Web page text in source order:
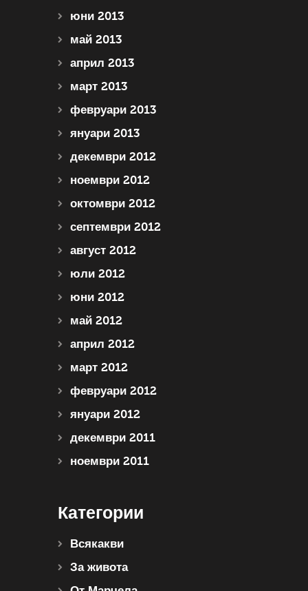
юни 2013
май 2013
април 2013
март 2013
февруари 2013
януари 2013
декември 2012
ноември 2012
октомври 2012
септември 2012
август 2012
юли 2012
юни 2012
май 2012
април 2012
март 2012
февруари 2012
януари 2012
декември 2011
ноември 2011
Категории
Всякакви
За живота